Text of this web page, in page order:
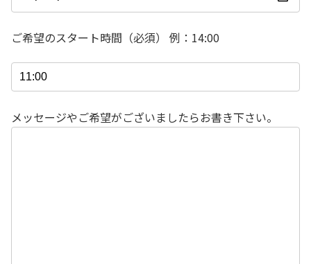
ご希望のスタート時間（必須） 例：14:00
メッセージやご希望がございましたらお書き下さい。